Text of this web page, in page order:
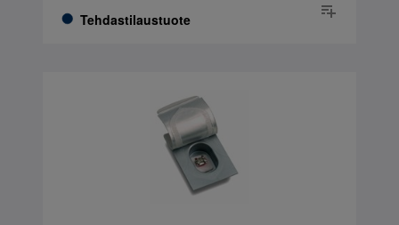
Tehdastilaustuote